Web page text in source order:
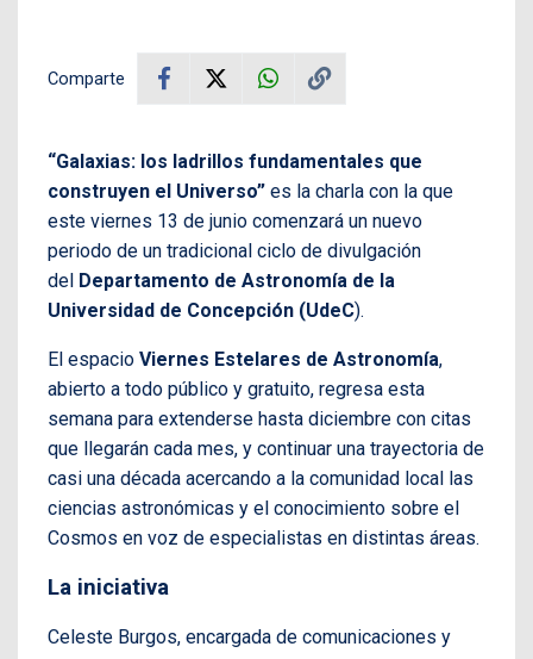
Comparte
“Galaxias: los ladrillos fundamentales que
construyen el Universo” es la charla con la que
este viernes 13 de junio comenzará un nuevo
periodo de un tradicional ciclo de divulgación
del Departamento de Astronomía de la
Universidad de Concepción (UdeC).
El espacio Viernes Estelares de Astronomía,
abierto a todo público y gratuito, regresa esta
semana para extenderse hasta diciembre con citas
que llegarán cada mes, y continuar una trayectoria de
casi una década acercando a la comunidad local las
ciencias astronómicas y el conocimiento sobre el
Cosmos en voz de especialistas en distintas áreas.
La iniciativa
Celeste Burgos, encargada de comunicaciones y